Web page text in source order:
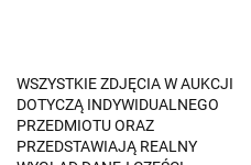
WSZYSTKIE ZDJĘCIA W AUKCJI
DOTYCZĄ INDYWIDUALNEGO
PRZEDMIOTU ORAZ
PRZEDSTAWIAJĄ REALNY